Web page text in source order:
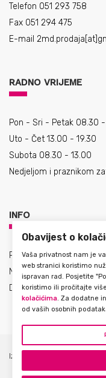
Obavijest o
Vaša privatnost nam je
web stranici koristimo
ispravan rad. Posjetite
koristimo ili pročitajte
kolačićima. Za dodatne
od vaših osobnih
Telefon 051 293 758
Fax 051 294 475
E-mail
RADNO VRIJEME
Pon - Sri - Petak 08.30 -
Uto - Čet 13.00 - 19.30
Subota 08.30 - 13.00
Nedjeljom i praznikom
INFO
Prodajni uvjeti
Načini plaćanja
Dostava
Izjava o privatnosti